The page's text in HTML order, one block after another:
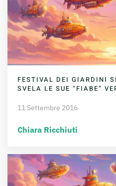
FESTIVAL DEI GIARDINI
SVELA LE SUE “FIABE”
11 Settembre 2016
Chiara Ricchiuti